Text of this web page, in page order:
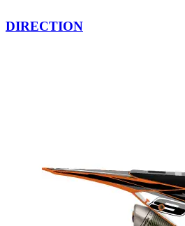
DIRECTION